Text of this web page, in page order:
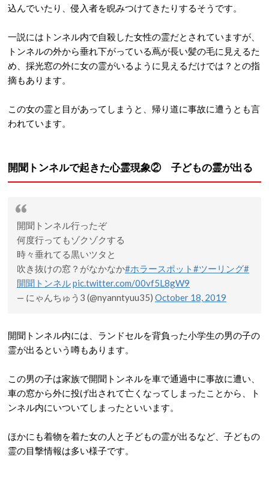
込んでいたり、侵入者を睨みつけてきたりするそうです。
一説にはトンネル内で自殺した女性の霊だとされていますが、
トンネルの外から垂れ下がっている蔦が長い髪の毛に見えるた
め、採光窓の外に女の霊がいるように見えるだけでは？との指
摘もあります。
この女の霊と目があってしまうと、帰り道に事故に遭うとも言
われています。
開聞トンネルで起きた心霊現象② 子どもの霊が出る
開聞トンネル行ったぞ
何度行ってもゾクゾクする
時々垂れてる黒いツタと
吹き抜けの窓？がなかなか#ホラースポット#ツーリング#
開聞トンネルpic.twitter.com/00vf5L8gW9
— にゃんちゅう3 (@nyanntyuu35) October 18, 2019
開聞トンネル内には、ランドセルを背負った小学生の男の子の
霊が出るという噂もあります。
この男の子は家族で開聞トンネルを車で通過中に事故に遭い、
車の窓から外に投げ出されて亡くなってしまったことから、ト
ンネル内にいついてしまったといいます。
ほかにも着物を着た女の人と子どもの霊が出るなど、子どもの
霊の目撃情報は多い様子です。